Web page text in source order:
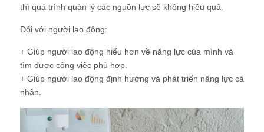
thì quá trình quản lý các nguồn lực sẽ không hiệu quả.
Đối với người lao động:
+ Giúp người lao động hiểu hơn về năng lực của mình và
tìm được công việc phù hợp.
+ Giúp người lao động định hướng và phát triển năng lực cá
nhân.